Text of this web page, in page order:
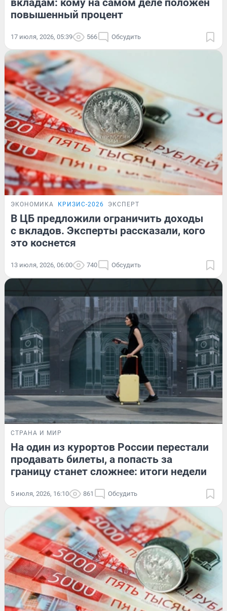
повышенный процент
17 июля, 2026, 05:39 566 Обсудить
ЭКОНОМИКА КРИЗИС-2026 ЭКСПЕРТ
В ЦБ предложили ограничить доходы
с вкладов. Эксперты рассказали, кого
это коснется
13 июля, 2026, 06:00 740 Обсудить
СТРАНА И МИР
На один из курортов России перестали
продавать билеты, а попасть за
границу станет сложнее: итоги недели
5 июля, 2026, 16:10 861 Обсудить